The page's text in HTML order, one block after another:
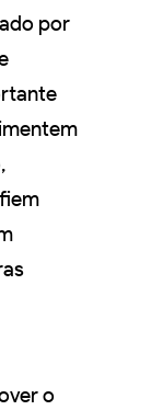
por
o